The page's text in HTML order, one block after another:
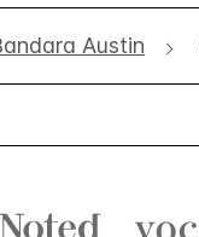
Austin